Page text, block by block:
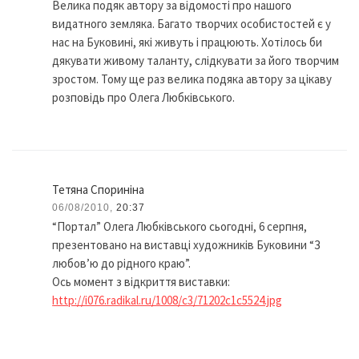
Велика подяк автору за відомості про нашого
видатного земляка. Багато творчих особистостей є у
нас на Буковині, які живуть і працюють. Хотілось би
дякувати живому таланту, слідкувати за його творчим
зростом. Тому ще раз велика подяка автору за цікаву
розповідь про Олега Любківського.
Тетяна Cпориніна
06/08/2010, 20:37
“Портал” Олега Любківського сьогодні, 6 серпня,
презентовано на виставці худож­ників Буковини “З
любов’ю до рідного краю”.
Ось момент з відкриття виставки:
http://i076.radikal.ru/1008/c3/71202c1c5524.jpg